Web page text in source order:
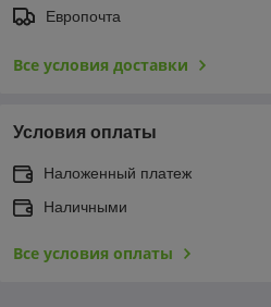
Европочта
Все условия доставки
Условия оплаты
Наложенный платеж
Наличными
Все условия оплаты